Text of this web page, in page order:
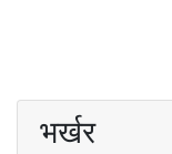
भर्खर